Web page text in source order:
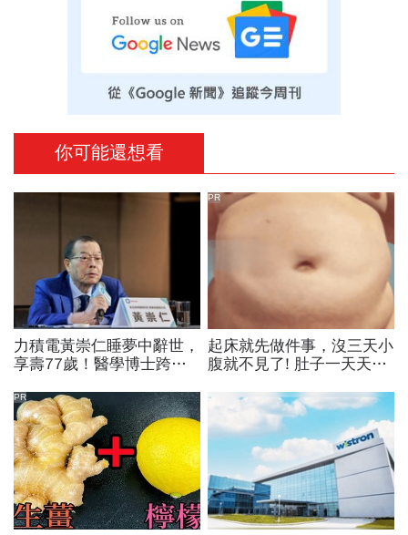
你可能還想看
力積電黃崇仁睡夢中辭世，
享壽77歲！醫學博士跨足
債務、搏「九命怪貓」稱號
起床就先做件事，沒三天小
腹就不見了! 肚子一天天變
PR
PR